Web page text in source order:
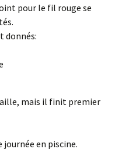
pour le fil rouge se
donnés:
mais il finit premier
en piscine.